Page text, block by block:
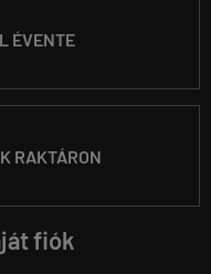
ÉVENTE
RAKTÁRON
fiók